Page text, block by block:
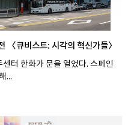
〈큐비스트: 시각의 혁신가들〉
터 한화가 문을 열었다. 스페인
...